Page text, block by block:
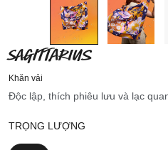
SAGITTARIUS
Khăn vải
Độc lập, thích phiêu lưu và lạc
TRỌNG LƯỢNG